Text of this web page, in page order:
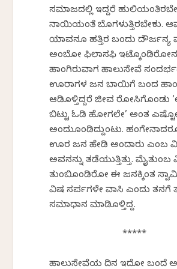
ಸಮಾಜದಲ್ಲಿ ಇದ್ದರೆ
ನಾಯಿಯಂತೆ ಬೊಗಳುತ್ತಿರಬೇಕು.
ಯಾವನೂ ಹತ್ತಿರ ಬಂದು ದೌರ್ಜನ್ಯ
ಅಂಬೋ ಫಿಲಾಸಫಿ
ಹಾಂಗಿರುವಾಗ ಹಾಲುಸೇವೆ
ಊರಾಗಳ ಜನ ಬಾಯಿಗೆ ಬಂದ
ಆಡಿಕೊಳ್ತಿದ್ದರೆ ಜೀವ ರೋಸಿಗೊಂಡು
ಬಿಟ್ಟು ಓಡಿ ಹೋಗಲೇ’ ಅಂತ
ಅಂದುಕೊಂಡಿದ್ದುಂಟು.
ಊರ ಜನ ಹೇಡಿ ಅಂದಾರು ಎಂಬ
ಅವನನ್ನು ತಡೆಯುತ್ತಿತ್ತು. ಮೈತುಂಬ
ತುಂಬಿಕೊಂಡಿರೋ ಈ ಜನಕ್ಕಿಂತ
ವಿಷ ಸರ್ಪಗಳೇ ವಾಸಿ ಎಂದು ತನಗೆ
ಸಮಾಧಾನ ಮಾಡಿಕೊಳ್ತಿದ್ದ.
*****
ಹಾಲುಸೇವೆಯ ದಿನ ಇದೋ ಬಂದೆ